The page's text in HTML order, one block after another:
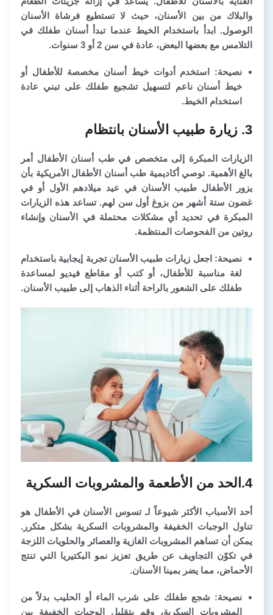
والبلاك من بين الأسنان، حيث لا تستطيع فرشاة الأسنان
الوصول. ابدأ باستخدام الخيط عندما تبدأ أسنان طفلك في
التلامس مع بعضها البعض، عادة في سن 2 أو 3 سنوات.
نصيحة: استخدم أدوات خيط أسنان مخصصة للأطفال أو
خيط أسنان ناعم لتسهيل تشجيع طفلك على تبني عادة
استخدام الخيط.
3. زيارة طبيب الأسنان بانتظام
الزيارات المبكرة إلى متخصص في طب أسنان الأطفال أمر
بالغ الأهمية. توصي أكاديمية طب أسنان الأطفال الأمريكية بأن
يزور الأطفال طبيب الأسنان في عيد ميلادهم الأول أو في
غضون ستة أشهر من بزوغ أول سن لهم. تساعد هذه الزيارات
المبكرة في تحديد أي مشكلات محتملة في الأسنان وإنشاء
روتين من الفحوصات المنتظمة.
نصيحة: اجعل زيارات طبيب الأسنان تجربة إيجابية باستخدام
لغة مناسبة للأطفال، أو كتب أو مقاطع فيديو لمساعدة
طفلك على الشعور بالراحة أثناء الذهاب إلى طبيب الأسنان.
4.الحد من الأطعمة والمشروبات السكرية
أحد الأسباب الأكثر شيوعاً لـ تسوس الأسنان في الأطفال هو
تناول الوجبات الخفيفة والمشروبات السكرية بشكل متكرر.
يمكن أن تساهم المشروبات الغازية والعصائر والحلويات اللزجة
في تكوّن التجاويف عن طريق تعزيز نمو البكتيريا التي تنتج
الأحماض، مما يضر بمينا الأسنان.
نصيحة: شجع طفلك على شرب الماء أو الحليب بدلاً من
المشروبات السكرية، وقم بتقليل الوجبات الخفيفة بين